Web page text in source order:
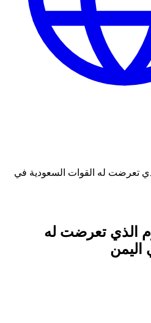
تعرضت له القوات السعودية في
الذي تعرضت له
اليمن